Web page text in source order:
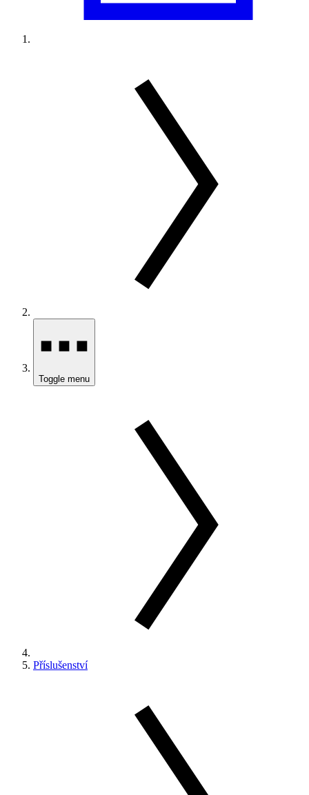
Toggle menu
Příslušenství